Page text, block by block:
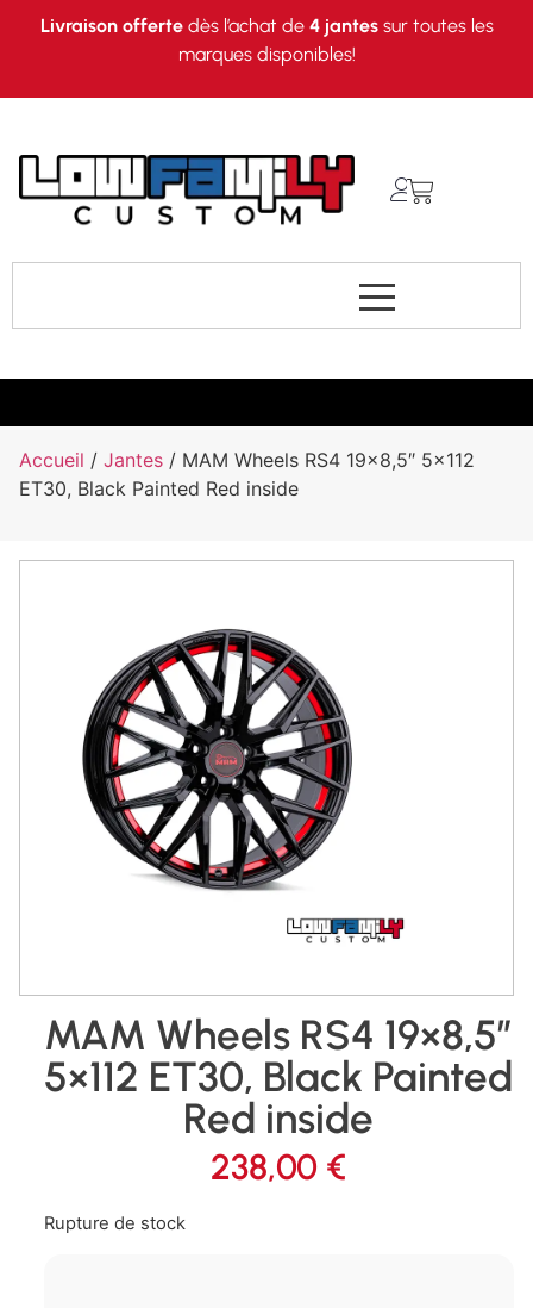
Livraison offertedès l’achat de 4 jantessur toutes les
marques disponibles!
Accueil / Jantes / MAM Wheels RS4 19×8,5″ 5×112
ET30, Black Painted Red inside
MAM Wheels RS4 19×8,5″
5×112 ET30, Black Painted
Red inside
238,00 €
Rupture de stock